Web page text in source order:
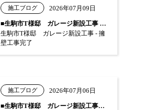
施工ブログ 2026年07月09日
■生駒市T様邸 ガレージ新設工事 …
生駒市T様邸 ガレージ新設工事 - 擁
壁工事完了
施工ブログ 2026年07月06日
■生駒市T様邸 ガレージ新設工事が始まり…